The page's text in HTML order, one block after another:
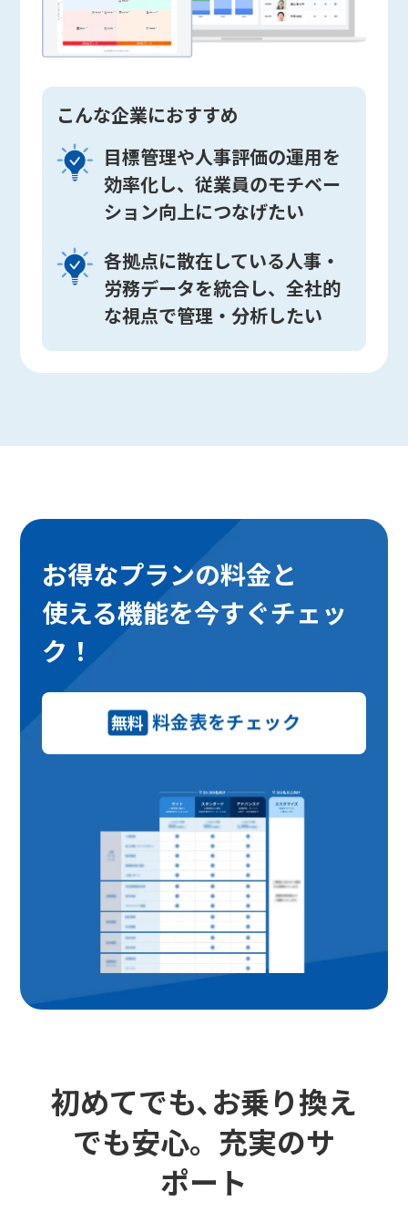
こんな企業におすすめ
目標管理や人事評価の運用を
効率化し、従業員のモチベー
ション向上につなげたい
各拠点に散在している人事・
労務データを統合し、全社的
な視点で管理・分析したい
お得なプランの料金と
使える機能を今すぐチェッ
ク！
無料 料金表をチェック
初めてでも､お乗り換え
でも安心。充実のサ
ポート